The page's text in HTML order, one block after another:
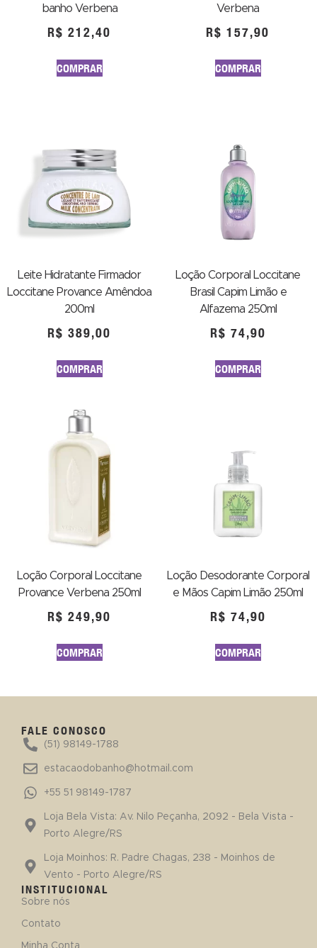
banho Verbena
R$ 212,40
COMPRAR
Verbena
R$ 157,90
COMPRAR
Leite Hidratante Firmador
Loccitane Provance Amêndoa
200ml
R$ 389,00
COMPRAR
Loção Corporal Loccitane
Brasil Capim Limão e
Alfazema 250ml
R$ 74,90
COMPRAR
Loção Corporal Loccitane
Provance Verbena 250ml
R$ 249,90
COMPRAR
Loção Desodorante Corporal
e Mãos Capim Limão 250ml
R$ 74,90
COMPRAR
FALE CONOSCO
(51) 98149-1788
estacaodobanho@hotmail.com
+55 51 98149-1787
Loja Bela Vista: Av. Nilo Peçanha, 2092 - Bela Vista -
Porto Alegre/RS
Loja Moinhos: R. Padre Chagas, 238 - Moinhos de
Vento - Porto Alegre/RS
INSTITUCIONAL
Sobre nós
Contato